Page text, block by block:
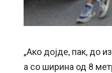
„Ако дојде, пак, до
а со ширина од 8